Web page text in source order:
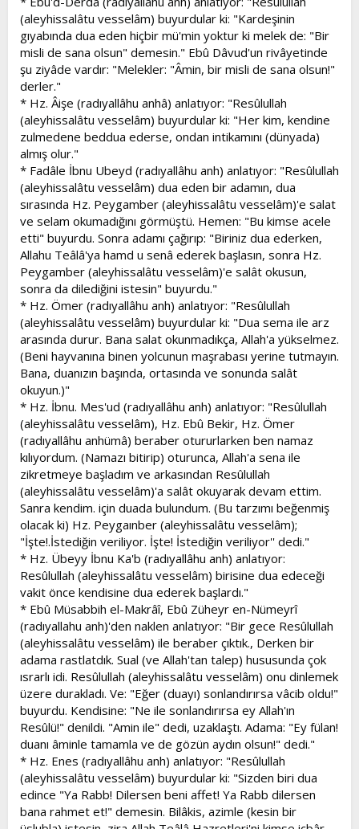
(aleyhissalâtu vesselâm) buyurdular ki: "Kardeşinin
gıyabında dua eden hiçbir mü'min yoktur ki melek de: "Bir
misli de sana olsun" demesin." Ebû Dâvud'un rivâyetinde
şu ziyâde vardır: "Melekler: "Âmin, bir misli de sana olsun!"
derler."
* Hz. Âişe (radıyallâhu anhâ) anlatıyor: "Resûlullah
(aleyhissalâtu vesselâm) buyurdular ki: "Her kim, kendine
zulmedene beddua ederse, ondan intikamını (dünyada)
almış olur."
* Fadâle İbnu Ubeyd (radıyallâhu anh) anlatıyor: "Resûlullah
(aleyhissalâtu vesselâm) dua eden bir adamın, dua
sırasında Hz. Peygamber (aleyhissalâtu vesselâm)'e salat
ve selam okumadığını görmüştü. Hemen: "Bu kimse acele
etti" buyurdu. Sonra adamı çağırıp: "Biriniz dua ederken,
Allahu Teâlâ'ya hamd u senâ ederek başlasın, sonra Hz.
Peygamber (aleyhissalâtu vesselâm)'e salât okusun,
sonra da dilediğini istesin" buyurdu."
* Hz. Ömer (radıyallâhu anh) anlatıyor: "Resûlullah
(aleyhissalâtu vesselâm) buyurdular ki: "Dua sema ile arz
arasında durur. Bana salat okunmadıkça, Allah'a yükselmez.
(Beni hayvanına binen yolcunun maşrabası yerine tutmayın.
Bana, duanızın başında, ortasında ve sonunda salât
okuyun.)"
* Hz. İbnu. Mes'ud (radıyallâhu anh) anlatıyor: "Resûlullah
(aleyhissalâtu vesselâm), Hz. Ebû Bekir, Hz. Ömer
(radıyallâhu anhümâ) beraber otururlarken ben namaz
kılıyordum. (Namazı bitirip) oturunca, Allah'a sena ile
zikretmeye başladım ve arkasından Resûlullah
(aleyhissalâtu vesselâm)'a salât okuyarak devam ettim.
Sanra kendim. için duada bulundum. (Bu tarzımı beğenmiş
olacak ki) Hz. Peygaınber (aleyhissalâtu vesselâm);
"İşte!.İstediğin veriliyor. İşte! İstediğin veriliyor'' dedi."
* Hz. Übeyy İbnu Ka'b (radıyallâhu anh) anlatıyor:
Resûlullah (aleyhissalâtu vesselâm) birisine dua edeceği
vakit önce kendisine dua ederek başlardı."
* Ebû Müsabbih el-Makrâî, Ebû Züheyr en-Nümeyrî
(radıyallahu anh)'den naklen anlatıyor: "Bir gece Resûlullah
(aleyhissalâtu vesselâm) ile beraber çıktık., Derken bir
adama rastlatdık. Sual (ve Allah'tan talep) hususunda çok
ısrarlı idi. Resûlullah (aleyhissalâtu vesselâm) onu dinlemek
üzere durakladı. Ve: "Eğer (duayı) sonlandırırsa vâcib oldu!"
buyurdu. Kendisine: "Ne ile sonlandırırsa ey Allah'ın
Resûlü!" denildi. "Amin ile" dedi, uzaklaştı. Adama: "Ey fülan!
duanı âminle tamamla ve de gözün aydın olsun!" dedi."
* Hz. Enes (radıyallâhu anh) anlatıyor: "Resûlullah
(aleyhissalâtu vesselâm) buyurdular ki: "Sizden biri dua
edince "Ya Rabb! Dilersen beni affet! Ya Rabb dilersen
bana rahmet et!" demesin. Bilâkis, azimle (kesin bir